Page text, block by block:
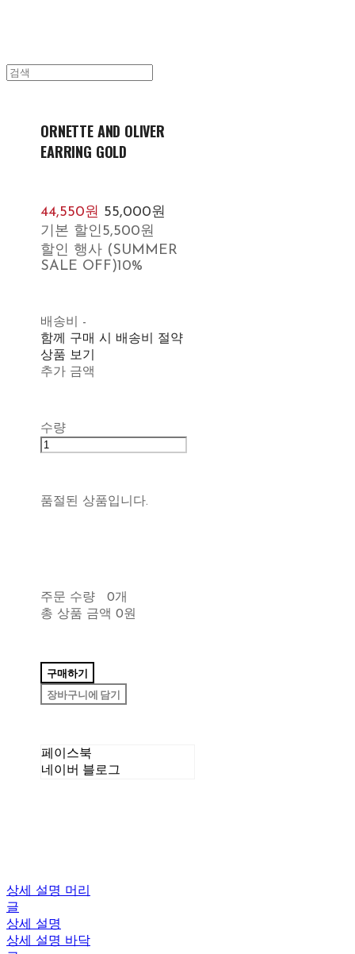
ORNETTE AND OLIVER
EARRING GOLD
44,550원 55,000원
기본 할인5,500원
할인 행사 (SUMMER
SALE OFF)10%
배송비 -
함께 구매 시 배송비 절약
상품 보기
추가 금액
수량
품절된 상품입니다.
주문 수량
0개
총 상품 금액 0원
구매하기
장바구니에 담기
페이스북
네이버 블로그
상세 설명 머리
글
상세 설명
상세 설명 바닥